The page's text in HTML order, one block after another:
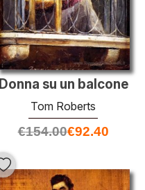
Donna su un balcone
Tom Roberts
€154.00€92.40